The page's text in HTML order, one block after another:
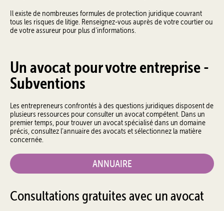
Il existe de nombreuses formules de protection juridique couvrant
tous les risques de litige. Renseignez-vous auprès de votre courtier ou
de votre assureur pour plus d'informations.
Un avocat pour votre entreprise -
Subventions
Les entrepreneurs confrontés à des questions juridiques disposent de
plusieurs ressources pour consulter un avocat compétent. Dans un
premier temps, pour trouver un avocat spécialisé dans un domaine
précis, consultez l'annuaire des avocats et sélectionnez la matière
concernée.
ANNUAIRE
Consultations gratuites avec un avocat